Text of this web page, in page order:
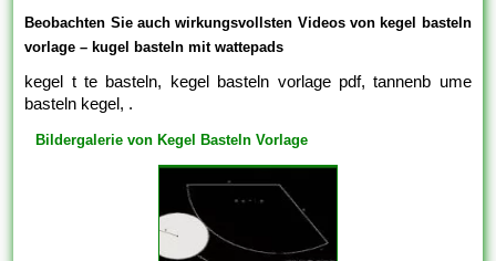
Beobachten Sie auch wirkungsvollsten Videos von kegel basteln
vorlage – kugel basteln mit wattepads
kegel t te basteln, kegel basteln vorlage pdf, tannenb ume
basteln kegel, .
Bildergalerie von Kegel Basteln Vorlage